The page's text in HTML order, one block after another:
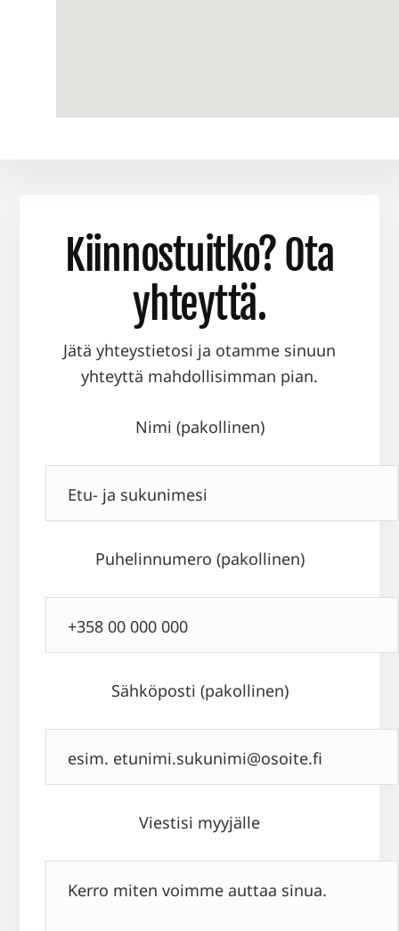
Kiinnostuitko? Ota
yhteyttä.
Jätä yhteystietosi ja otamme sinuun
yhteyttä mahdollisimman pian.
Nimi (pakollinen)
Puhelinnumero (pakollinen)
Sähköposti (pakollinen)
Viestisi myyjälle